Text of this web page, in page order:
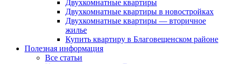
Двухкомнатные квартиры
Двухкомнатные квартиры в новостройках
Двухкомнатные квартиры — вторичное
жилье
Купить квартиру в Благовещенском районе
Полезная информация
Все статьи